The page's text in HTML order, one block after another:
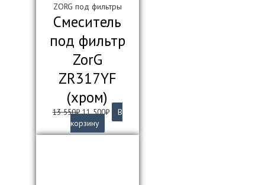
ZORG под фильтры
Смеситель
под фильтр
ZorG
ZR317YF
(хром)
13 550₽Первоначальная
цена
составляла
11 500₽Текущая
цена:
11
В
корзину